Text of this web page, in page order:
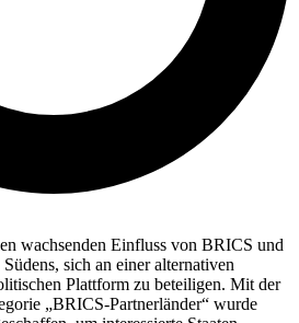
wachsenden Einfluss von BRICS und
sich an einer alternativen
Plattform zu beteiligen. Mit der
„BRICS-Partnerländer“ wurde